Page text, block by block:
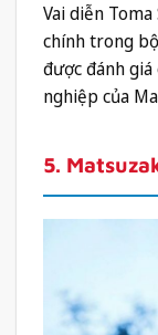
Vai diễn
chính trong
được đánh
nghiệp của
5.